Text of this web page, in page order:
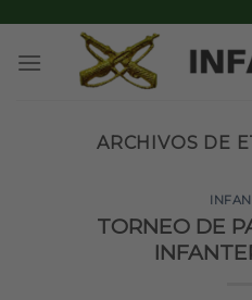
content
ARCHIVOS DE
TORNEO DE